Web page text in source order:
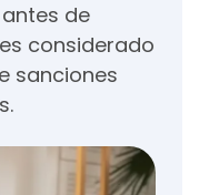
de
considerado
sanciones